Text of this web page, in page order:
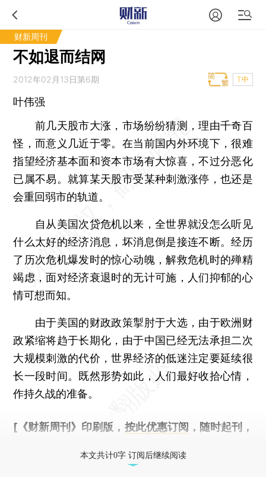
财新周刊
不如退而结网
2012年02月13日第6期 T中
叶伟强
前几天股市大涨，市场纷纷猜测，理由千奇百
怪，而意义几近于零。在当前国内外环境下，很难
指望经济基本面和资本市场有大惊喜，不过分恶化
已属不易。就算某天股市受某种刺激涨停，也还是
会重回弱市的轨道。
自从美国次贷危机以来，全世界就没怎么听见
什么太好的经济消息，坏消息倒是接连不断。经历
了历次危机爆发时的惊心动魄，解救危机时的殚精
竭虑，面对经济衰退时的无计可施，人们抑郁的心
情可想而知。
由于美国的财政政策掣肘于大选，由于欧洲财
政紧缩将趋于长期化，由于中国已经无法承担二次
大规模刺激的代价，世界经济的低迷注定要延续很
长一段时间。既然形势如此，人们最好收拾心情，
作持久战的准备。
[《财新周刊》印刷版， 按此优惠订阅 ，随时起刊，
本文共计0字 订阅后继续阅读